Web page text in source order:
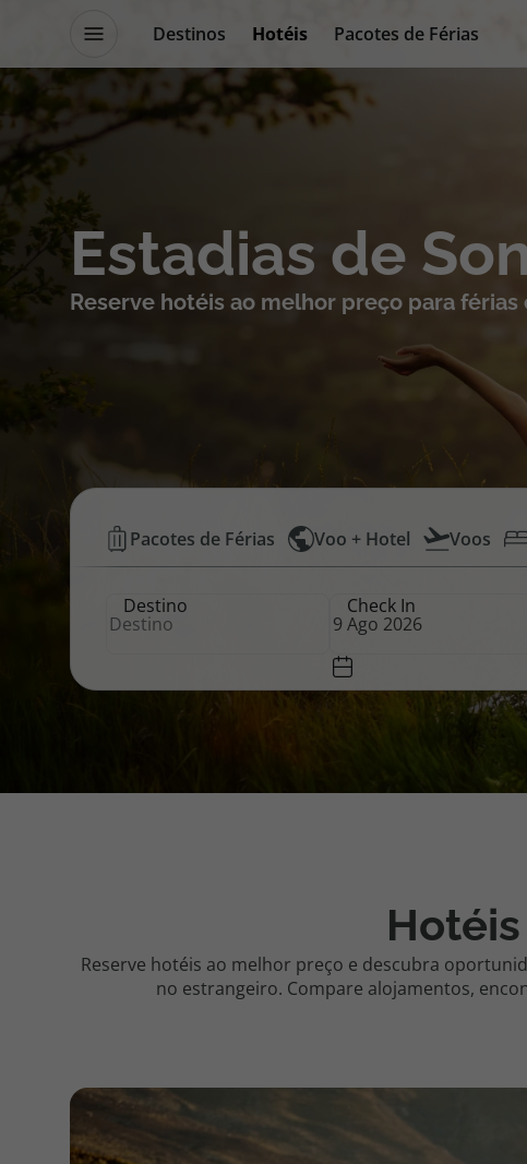
Destinos Hotéis
Pacotes de Férias
Promoções
Blog TopViagens
Destinos
Voos
Pacotes de Férias
Disneyland ® Paris
Cruzeiros
Promoções
Cheque
Blog
Estadias de
Reserve hotéis ao melhor preço para
Hotéis
Baratos
Top
Pacotes de Férias Voo + Hotel Voos
Destino Check In
Reserve hotéis ao melhor preço e descubra
no estrangeiro. Compare alojamentos,